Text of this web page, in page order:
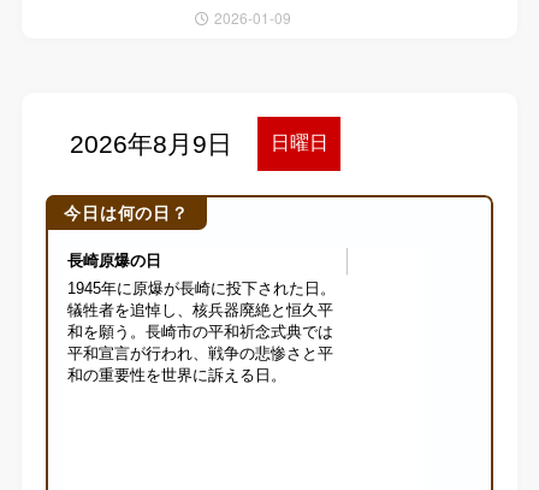
2026-01-09
今日は何の日？